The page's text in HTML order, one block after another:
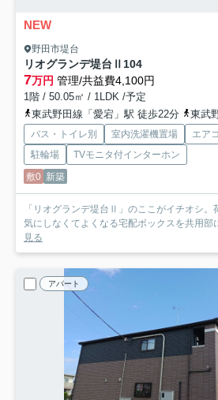
NEW
野田市堤台
リオグランデ堤台Ⅱ 104
7万円 管理/共益費4,100円
1階 / 50.05㎡ / 1LDK /予定
東武野田線「愛宕」駅 徒歩22分
東武野
バス・トイレ別 室内洗濯機置場 エア
駐輪場
TVモニタ付インターホン
敷0 新築
「リオグランデ堤台Ⅱ」のここがイチオシ。
気にしなくてよくなる宅配ボックスを共用部
見る
アパート